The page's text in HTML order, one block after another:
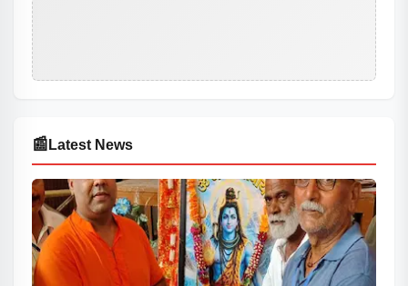
📰 Latest News